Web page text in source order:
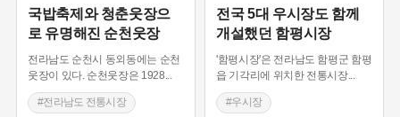
#용인의 전설 #끈기 #산성 #동화 #생활용품
#의병활동 #영산포 #부산 #항일투쟁
#남자현
#광양 가볼만한곳 #한정식 #강진 가볼만한곳
#지리산 #읍내장 #목포 가볼만한곳 #갯벌
#신안 섬여행 #장성 가볼만한곳 #화순 가볼만한곳
국밥축제와 청춘웃장으
로 유명해진 순천웃장
전라남도 순천시 동외동에는 순천
웃장이 있다. 순천웃장은 1928
#전라남도 전통시장
전국 5대 우시장도 함께
개설했던 함평시장
'함평시장'은 전라남도 함평군 함평
읍 기각리에 위치한 전통시장...
#우시장